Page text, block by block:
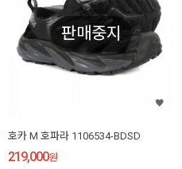
판매중지
호카 M 호파라 1106534-BDSD
219,000원